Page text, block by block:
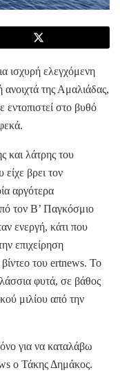
ισχυρή ελεγχόμενη
της Αμαλιάδας,
στο βυθό
και λάτρης του
βρει τον
αργότερα
τον Β’ Παγκόσμιο
ενεργή, κάτι που
επιχείρηση
του ertnews. Το
φυτά, σε βάθος
μιλίου από την
για να καταλάβω
ο Τάκης Δημάκος.